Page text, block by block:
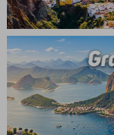
Klik
hier